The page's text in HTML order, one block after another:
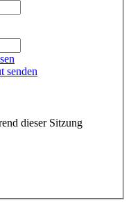
senden
dieser Sitzung